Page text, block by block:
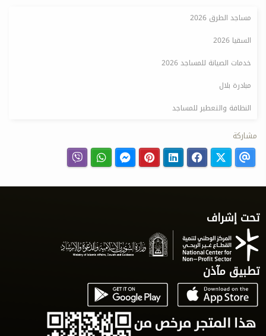
مساجد الطرق 2026
السقيا 2026
خدمات الصيانة للمساجد 2026
مبادرة بلال
النظافة والتعطير للمساجد
مشاركة
تحت إشراف
تطبيق مآذن